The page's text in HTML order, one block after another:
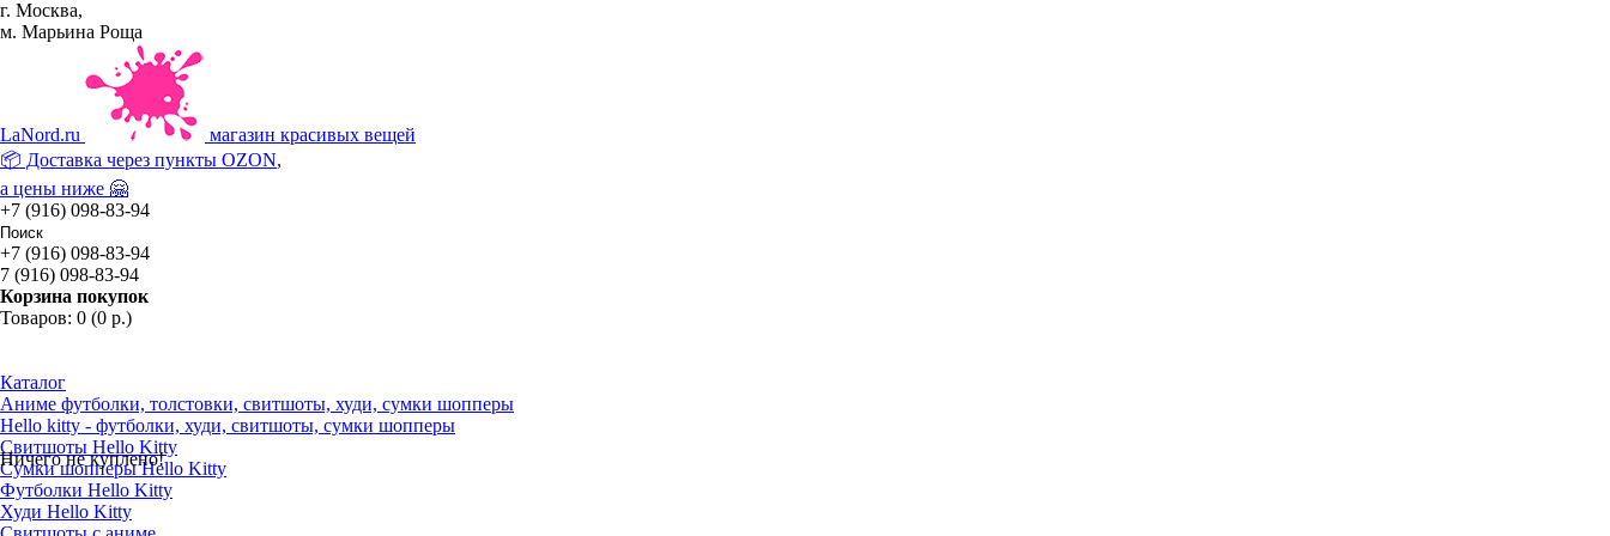
г. Москва,
м. Марьина Роща
LaNord.ru
магазин красивых вещей
📦 Доставка через пункты OZON,
а цены ниже 🤗
+7 (916) 098-83-94
+7 (916) 098-83-94
7 (916) 098-83-94
Корзина покупок
Товаров: 0 (0 р.)
Ничего не куплено!
Каталог
Аниме футболки, толстовки, свитшоты, худи, сумки шопперы
Hello kitty - футболки, худи, свитшоты, сумки шопперы
Свитшоты Hello Kitty
Сумки шопперы Hello Kitty
Футболки Hello Kitty
Худи Hello Kitty